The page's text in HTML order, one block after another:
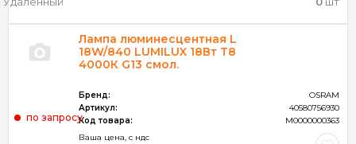
Лампа люминесцентная L
18W/840 LUMILUX 18Вт T8
4000К G13 смол.
Бренд:
OSRAM
Артикул:
40580756930
Код товара:
M0000000363
Ваша цена, c ндс
по запросу